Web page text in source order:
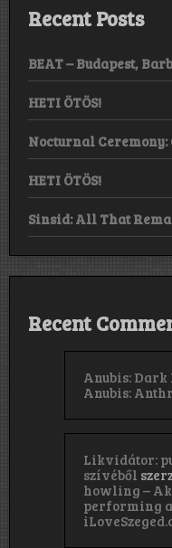
Recent Posts
BEAT – Budapest,
HETI ÖTÖS!
Nocturnal Ceremony:
HETI ÖTÖS!
Sinsid: All That
Recent
Anubis: Dark
Anubis:
Likvidátor:
szívéből
howling –
performing